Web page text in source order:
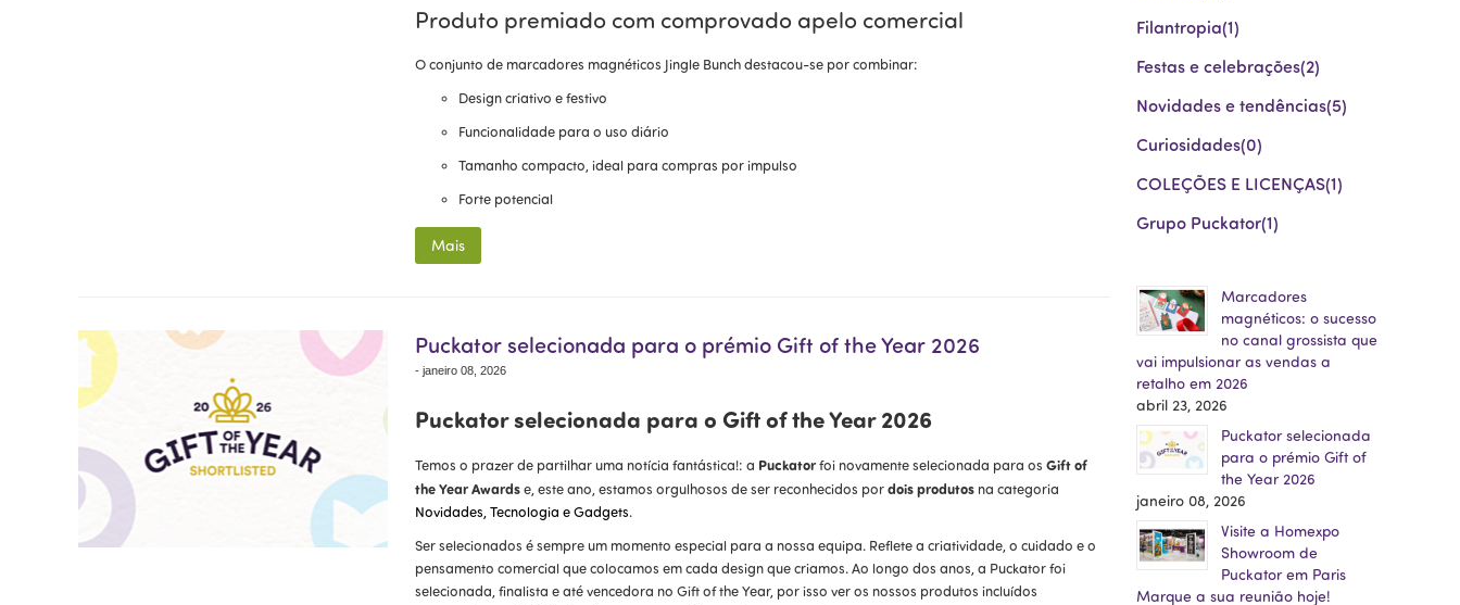
Produto premiado com comprovado apelo comercial
O conjunto de marcadores magnéticos Jingle Bunch destacou-se por combinar:
Design criativo e festivo
Funcionalidade para o uso diário
Tamanho compacto, ideal para compras por impulso
Forte potencial
Mais
Puckator selecionada para o prémio Gift of the Year 2026
- janeiro 08, 2026
Puckator selecionada para o Gift of the Year 2026
Temos o prazer de partilhar uma notícia fantástica!: a Puckatorfoi novamente selecionada para os Gift of
the Year Awardse, este ano, estamos orgulhosos de ser reconhecidos pordois produtos na categoria
Novidades, Tecnologia e Gadgets.
Ser selecionados é sempre um momento especial para a nossa equipa. Reflete a criatividade, o cuidado e o
pensamento comercial que colocamos em cada design que criamos. Ao longo dos anos, a Puckator foi
selecionada, finalista e até vencedora no Gift of the Year, por isso ver os nossos produtos incluídos
Filantropia(1)
Festas e celebrações(2)
Novidades e tendências(5)
Curiosidades(0)
COLEÇÕES E LICENÇAS(1)
Grupo Puckator(1)
Marcadores
magnéticos: o sucesso
no canal grossista que
vai impulsionar as vendas a
retalho em 2026
abril 23, 2026
Puckator selecionada
para o prémio Gift of
the Year 2026
janeiro 08, 2026
Visite a Homexpo
Showroom de
Puckator em Paris
Marque a sua reunião hoje!